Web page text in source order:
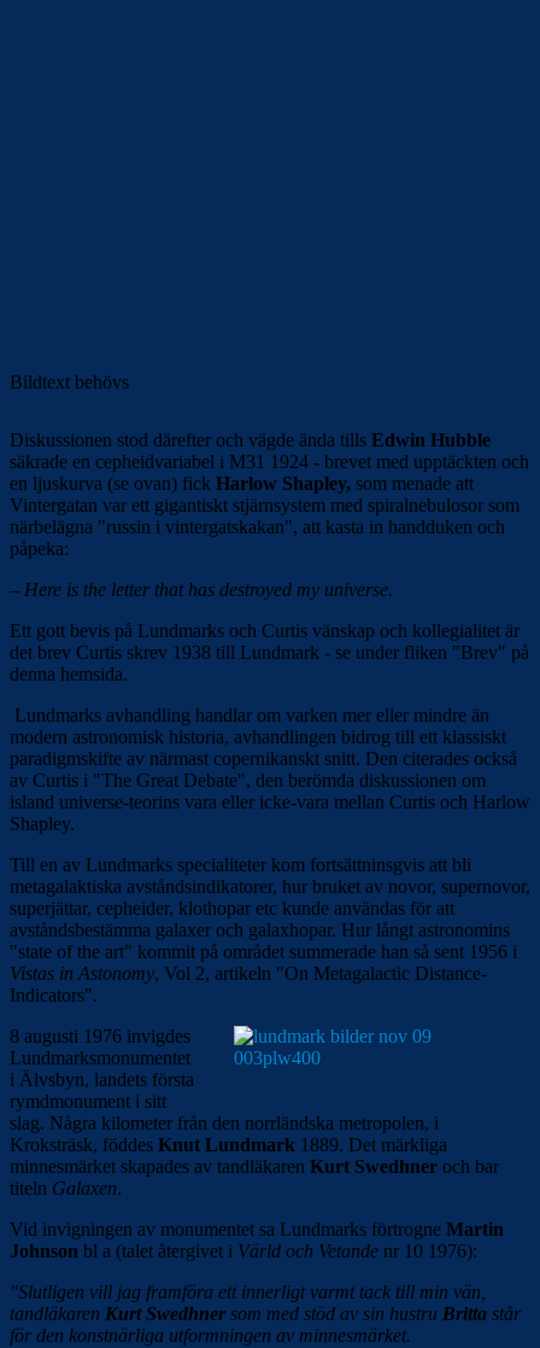
Bildtext behövs
Diskussionen stod därefter och vägde ända tills Edwin Hubble
säkrade en cepheidvariabel i M31 1924 - brevet med upptäckten och
en ljuskurva (se ovan) fick Harlow Shapley, som menade att
Vintergatan var ett gigantiskt stjärnsystem med spiralnebulosor som
närbelägna "russin i vintergatskakan", att kasta in handduken och
påpeka:
– Here is the letter that has destroyed my universe.
Ett gott bevis på Lundmarks och Curtis vänskap och kollegialitet är
det brev Curtis skrev 1938 till Lundmark - se under fliken "Brev" på
denna hemsida.
Lundmarks avhandling handlar om varken mer eller mindre än
modern astronomisk historia, avhandlingen bidrog till ett klassiskt
paradigmskifte av närmast copernikanskt snitt. Den citerades också
av Curtis i "The Great Debate", den berömda diskussionen om
island universe-teorins vara eller icke-vara mellan Curtis och Harlow
Shapley.
Till en av Lundmarks specialiteter kom fortsättninsgvis att bli
metagalaktiska avståndsindikatorer, hur bruket av novor, supernovor,
superjättar, cepheider, klothopar etc kunde användas för att
avståndsbestämma galaxer och galaxhopar. Hur långt astronomins
"state of the art" kommit på området summerade han så sent 1956 i
Vistas in Astonomy, Vol 2, artikeln "On Metagalactic Distance-
Indicators".
8 augusti 1976 invigdes
Lundmarksmonumentet
i Älvsbyn, landets första
rymdmonument i sitt
slag. Några kilometer från den norrländska metropolen, i
Kroksträsk, föddes Knut Lundmark 1889. Det märkliga
minnesmärket skapades av tandläkaren Kurt Swedhner och bar
titeln Galaxen.
Vid invigningen av monumentet sa Lundmarks förtrogne Martin
Johnson bl a (talet återgivet i Värld och Vetande nr 10 1976):
"Slutligen vill jag framföra ett innerligt varmt tack till min vän,
tandläkaren Kurt Swedhner som med stöd av sin hustru Britta står
för den konstnärliga utformningen av minnesmärket.